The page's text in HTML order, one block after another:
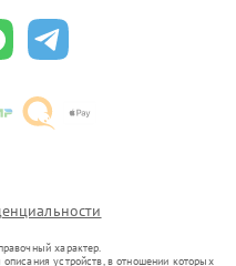
характер.
устройств, в отношении которых